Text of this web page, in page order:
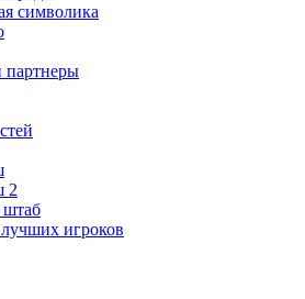
символика
2
штаб
игроков